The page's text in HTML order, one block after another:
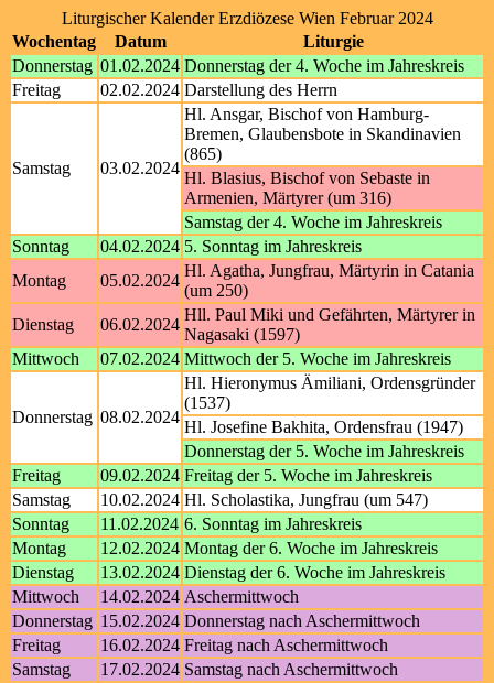
Liturgischer Kalender Erzdiözese Wien Februar 2024
Wochentag
Datum
Liturgie
Donnerstag 01.02.2024 Donnerstag der 4. Woche im Jahreskreis
Freitag
02.02.2024 Darstellung des Herrn
Samstag 03.02.2024
Hl. Ansgar, Bischof von Hamburg-
Bremen, Glaubensbote in Skandinavien
(865)
Hl. Blasius, Bischof von Sebaste in
Armenien, Märtyrer (um 316)
Samstag der 4. Woche im Jahreskreis
Sonntag
04.02.2024 5. Sonntag im Jahreskreis
Montag
05.02.2024
Hl. Agatha, Jungfrau, Märtyrin in Catania
(um 250)
Dienstag
06.02.2024
Hll. Paul Miki und Gefährten, Märtyrer in
Nagasaki (1597)
Mittwoch
07.02.2024 Mittwoch der 5. Woche im Jahreskreis
Donnerstag 08.02.2024
Hl. Hieronymus Ämiliani, Ordensgründer
(1537)
Hl. Josefine Bakhita, Ordensfrau (1947)
Donnerstag der 5. Woche im Jahreskreis
Freitag
09.02.2024 Freitag der 5. Woche im Jahreskreis
Samstag
10.02.2024 Hl. Scholastika, Jungfrau (um 547)
Sonntag
11.02.2024 6. Sonntag im Jahreskreis
Montag
12.02.2024 Montag der 6. Woche im Jahreskreis
Dienstag
13.02.2024 Dienstag der 6. Woche im Jahreskreis
Mittwoch
14.02.2024 Aschermittwoch
Donnerstag 15.02.2024 Donnerstag nach Aschermittwoch
Freitag
16.02.2024 Freitag nach Aschermittwoch
Samstag
17.02.2024 Samstag nach Aschermittwoch